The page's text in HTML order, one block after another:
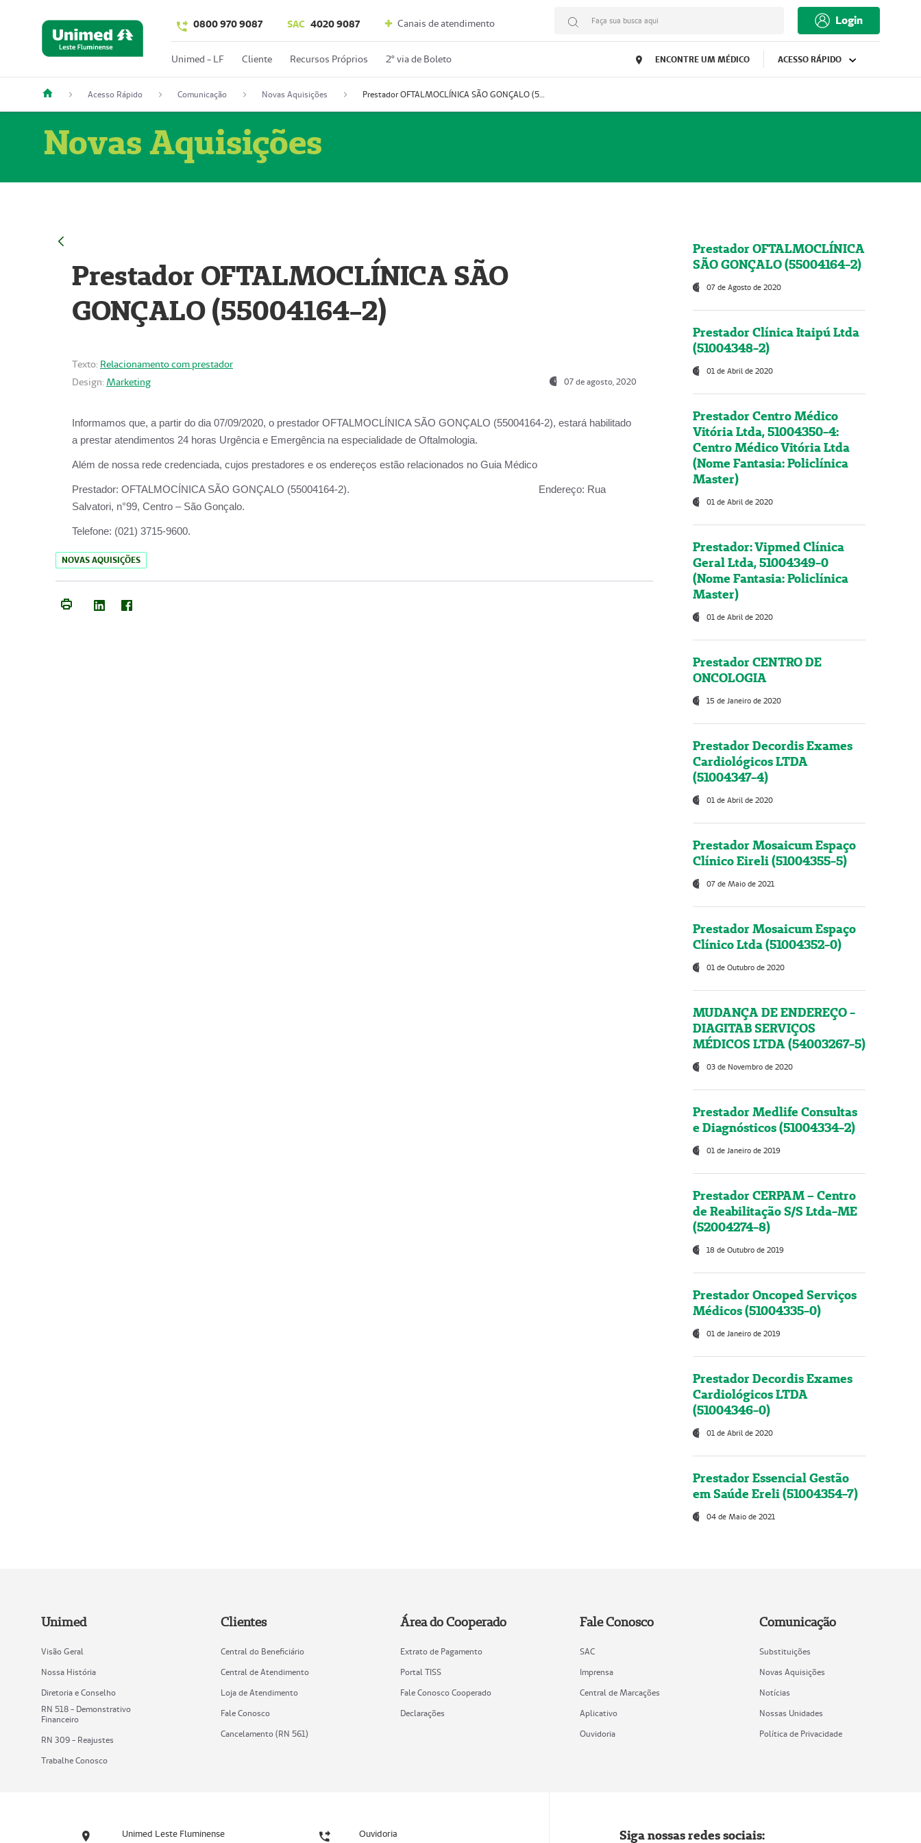
0800 970 9087 SAC 4020 9087 Canais de atendimento Faça sua busca aqui Login
Unimed - LF Cliente Recursos Próprios 2º via de Boleto ENCONTRE UM MÉDICO ACESSO RÁPIDO
Acesso Rápido Comunicação Novas Aquisições Prestador OFTALMOCLÍNICA SÃO GONÇALO (55004164-2)
Novas Aquisições
Prestador OFTALMOCLÍNICA SÃO
GONÇALO (55004164-2)
Texto: Relacionamento com prestador
Design: Marketing 07 de agosto, 2020
Informamos que, a partir do dia 07/09/2020, o prestador OFTALMOCLÍNICA SÃO GONÇALO (55004164-2), estará habilitado
a prestar atendimentos 24 horas Urgência e Emergência na especialidade de Oftalmologia.
Além de nossa rede credenciada, cujos prestadores e os endereços estão relacionados no Guia Médico
Prestador: OFTALMOCÍNICA SÃO GONÇALO (55004164-2). Endereço: Rua
Salvatori, n°99, Centro – São Gonçalo.
Telefone: (021) 3715-9600.
NOVAS AQUISIÇÕES
Prestador OFTALMOCLÍNICA
SÃO GONÇALO (55004164-2)
07 de Agosto de 2020
Prestador Clínica Itaipú Ltda
(51004348-2)
01 de Abril de 2020
Prestador Centro Médico
Vitória Ltda, 51004350-4:
Centro Médico Vitória Ltda
(Nome Fantasia: Policlínica
Master)
01 de Abril de 2020
Prestador: Vipmed Clínica
Geral Ltda, 51004349-0
(Nome Fantasia: Policlínica
Master)
01 de Abril de 2020
Prestador CENTRO DE
ONCOLOGIA
15 de Janeiro de 2020
Prestador Decordis Exames
Cardiológicos LTDA
(51004347-4)
01 de Abril de 2020
Prestador Mosaicum Espaço
Clínico Eireli (51004355-5)
07 de Maio de 2021
Prestador Mosaicum Espaço
Clínico Ltda (51004352-0)
01 de Outubro de 2020
MUDANÇA DE ENDEREÇO -
DIAGITAB SERVIÇOS
MÉDICOS LTDA (54003267-5)
03 de Novembro de 2020
Prestador Medlife Consultas
e Diagnósticos (51004334-2)
01 de Janeiro de 2019
Prestador CERPAM – Centro
de Reabilitação S/S Ltda-ME
(52004274-8)
18 de Outubro de 2019
Prestador Oncoped Serviços
Médicos (51004335-0)
01 de Janeiro de 2019
Prestador Decordis Exames
Cardiológicos LTDA
(51004346-0)
01 de Abril de 2020
Prestador Essencial Gestão
em Saúde Ereli (51004354-7)
04 de Maio de 2021
Unimed
Visão Geral
Nossa História
Diretoria e Conselho
RN 518 - Demonstrativo
Financeiro
RN 309 - Reajustes
Trabalhe Conosco
Clientes
Central do Beneficiário
Central de Atendimento
Loja de Atendimento
Fale Conosco
Cancelamento (RN 561)
Área do Cooperado
Extrato de Pagamento
Portal TISS
Fale Conosco Cooperado
Declarações
Fale Conosco
SAC
Imprensa
Central de Marcações
Aplicativo
Ouvidoria
Comunicação
Substituições
Novas Aquisições
Notícias
Nossas Unidades
Política de Privacidade
Unimed Leste Fluminense Ouvidoria Siga nossas redes sociais: